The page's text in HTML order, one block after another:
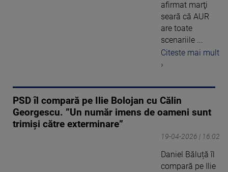
afirmat marţi
seară că AUR
are toate
scenariile ...
Citeste mai mult
›
PSD îl compară pe Ilie Bolojan cu Călin
Georgescu. ”Un număr imens de oameni sunt
trimiși către exterminare”
19-04-2026 | 16:02
Daniel Băluță îl
compară pe Ilie